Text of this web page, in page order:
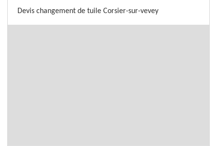
Devis changement de tuile Corsier-sur-vevey